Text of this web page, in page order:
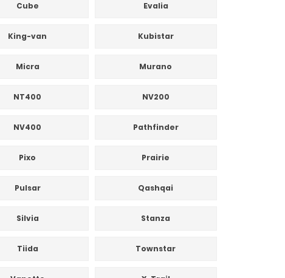
Cube Evalia
King-van Kubistar
Micra Murano
NT400 NV200
NV400 Pathfinder
Pixo Prairie
Pulsar Qashqai
Silvia Stanza
Tiida Townstar